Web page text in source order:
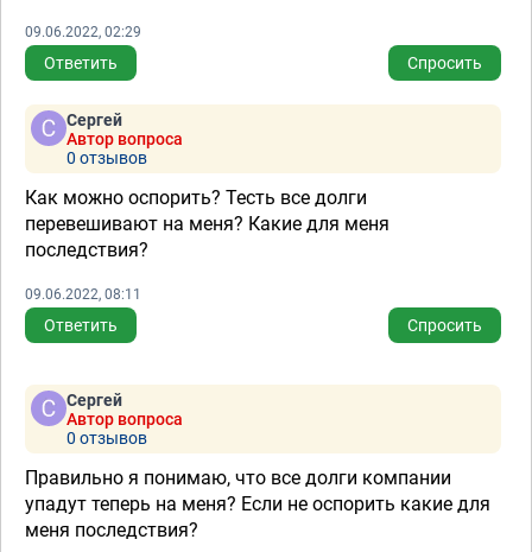
09.06.2022, 02:29
Ответить Спросить
Сергей
Автор вопроса
0 отзывов
Как можно оспорить? Тесть все долги
перевешивают на меня? Какие для меня
последствия?
09.06.2022, 08:11
Ответить Спросить
Сергей
Автор вопроса
0 отзывов
Правильно я понимаю, что все долги компании
упадут теперь на меня? Если не оспорить какие для
меня последствия?